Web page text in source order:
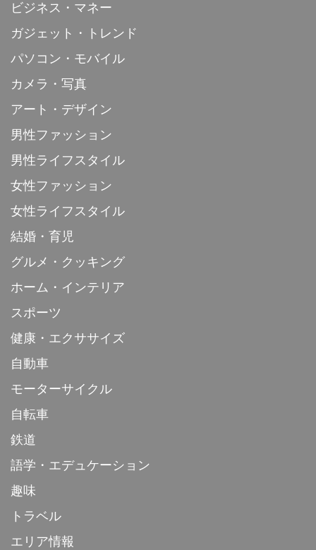
ビジネス・マネー
ガジェット・トレンド
パソコン・モバイル
カメラ・写真
アート・デザイン
男性ファッション
男性ライフスタイル
女性ファッション
女性ライフスタイル
結婚・育児
グルメ・クッキング
ホーム・インテリア
スポーツ
健康・エクササイズ
自動車
モーターサイクル
自転車
鉄道
語学・エデュケーション
趣味
トラベル
エリア情報